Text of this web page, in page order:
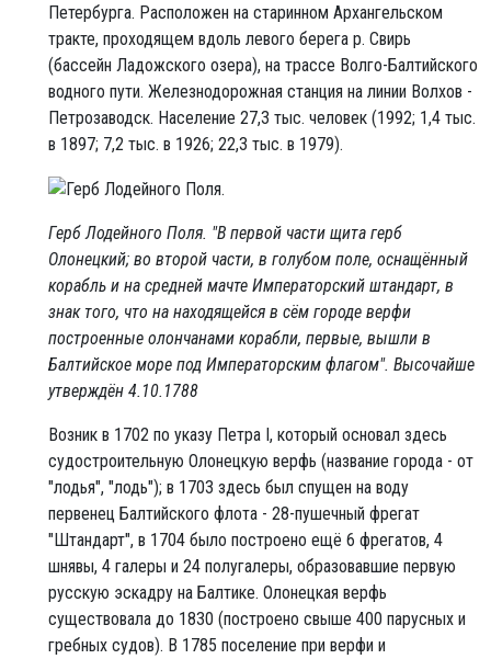
Петербурга. Расположен на старинном Архангельском
тракте, проходящем вдоль левого берега р. Свирь
(бассейн Ладожского озера), на трассе Волго-Балтийского
водного пути. Железнодорожная станция на линии Волхов -
Петрозаводск. Население 27,3 тыс. человек (1992; 1,4 тыс.
в 1897; 7,2 тыс. в 1926; 22,3 тыс. в 1979).
Герб Лодейного Поля. "В первой части щита герб
Олонецкий; во второй части, в голубом поле, оснащённый
корабль и на средней мачте Императорский штандарт, в
знак того, что на находящейся в сём городе верфи
построенные олончанами корабли, первые, вышли в
Балтийское море под Императорским флагом". Высочайше
утверждён 4.10.1788
Возник в 1702 по указу Петра I, который основал здесь
судостроительную Олонецкую верфь (название города - от
"лодья", "лодь"); в 1703 здесь был спущен на воду
первенец Балтийского флота - 28-пушечный фрегат
"Штандарт", в 1704 было построено ещё 6 фрегатов, 4
шнявы, 4 галеры и 24 полугалеры, образовавшие первую
русскую эскадру на Балтике. Олонецкая верфь
существовала до 1830 (построено свыше 400 парусных и
гребных судов). В 1785 поселение при верфи и